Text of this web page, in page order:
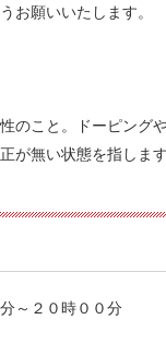
お願いいたします。
のこと。ドーピング
が無い状態を指します
～２０時００分